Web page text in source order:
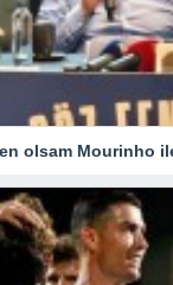
olsam Mourinho